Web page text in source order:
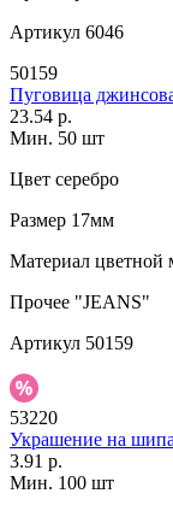
Артикул 6046
50159
Пуговица
23.54 р.
Мин. 50 шт
Цвет серебро
Размер 17мм
Материал цветной
Прочее "JEANS"
Артикул 50159
53220
Украшение на
3.91 р.
Мин. 100 шт